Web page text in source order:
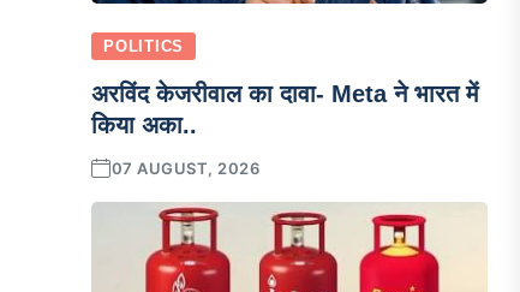
POLITICS
अरविंद केजरीवाल का दावा- Meta ने भारत में
किया अका..
07 AUGUST, 2026